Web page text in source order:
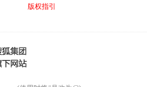
版权指引